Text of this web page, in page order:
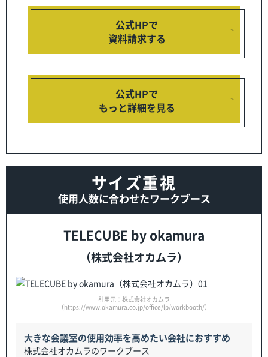
公式HPで
資料請求する
公式HPで
もっと詳細を見る
サイズ重視
使用人数に合わせたワークブース
TELECUBE by okamura
（株式会社オカムラ）
引用元：株式会社オカムラ
（https://www.okamura.co.jp/office/lp/workbooth/）
大きな会議室の使用効率を高めたい会社におすすめ
株式会社オカムラのワークブース